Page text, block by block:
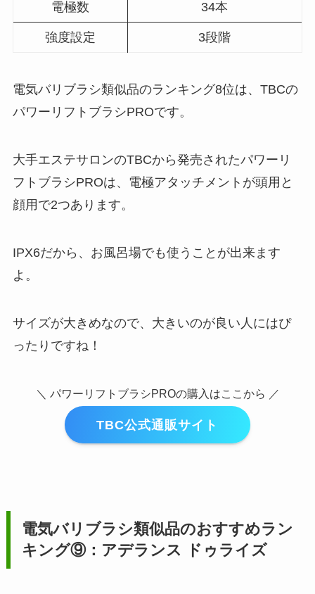
電極数 34本
強度設定 3段階
電気バリブラシ類似品のランキング8位は、TBCの
パワーリフトブラシPROです。
大手エステサロンのTBCから発売されたパワーリ
フトブラシPROは、電極アタッチメントが頭用と
顔用で2つあります。
IPX6だから、お風呂場でも使うことが出来ます
よ。
サイズが大きめなので、大きいのが良い人にはぴ
ったりですね！
＼ パワーリフトブラシPROの購入はここから ／
TBC公式通販サイト
電気バリブラシ類似品のおすすめラン
キング⑨：アデランス ドゥライズ